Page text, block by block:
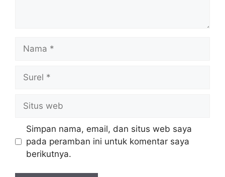
web
Simpan nama, email, dan situs web saya
pada peramban ini untuk komentar saya
berikutnya.